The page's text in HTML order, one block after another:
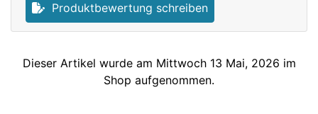
Produktbewertung schreiben
Dieser Artikel wurde am Mittwoch 13 Mai, 2026 im
Shop aufgenommen.